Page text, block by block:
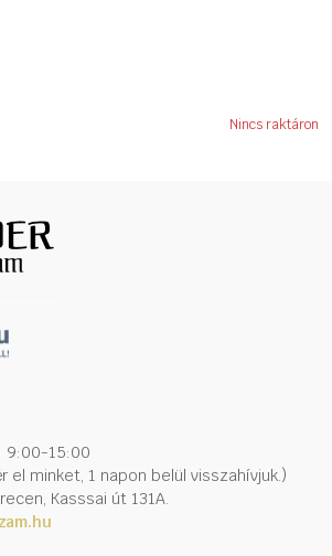
Nincs raktáron
9:00-15:00
el minket, 1 napon belül visszahívjuk.)
Kasssai út 131A.